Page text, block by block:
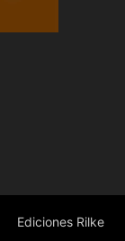
Ediciones Rilke